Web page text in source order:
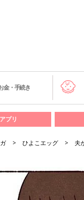
金・手続き
アプリ
ひよこエッグ 夫